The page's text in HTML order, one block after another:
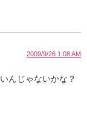
2009/9/26 1:08 AM
んじゃないかな？